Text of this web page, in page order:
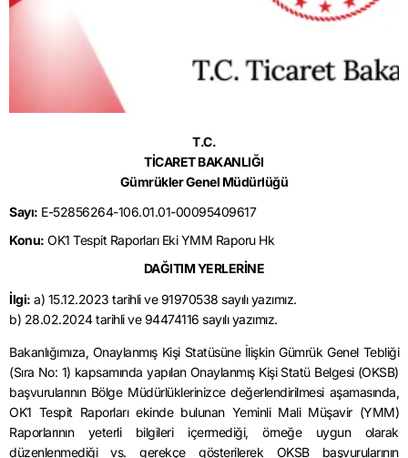
T.C.
TİCARET BAKANLIĞI
Gümrükler Genel Müdürlüğü
Sayı: E-52856264-106.01.01-00095409617
Konu: OK1 Tespit Raporları Eki YMM Raporu Hk
DAĞITIM YERLERİNE
İlgi: a) 15.12.2023 tarihli ve 91970538 sayılı yazımız.
b) 28.02.2024 tarihli ve 94474116 sayılı yazımız.
Bakanlığımıza, Onaylanmış Kişi Statüsüne İlişkin Gümrük Genel Tebliği
(Sıra No: 1) kapsamında yapılan Onaylanmış Kişi Statü Belgesi (OKSB)
başvurularının Bölge Müdürlüklerinizce değerlendirilmesi aşamasında,
OK1 Tespit Raporları ekinde bulunan Yeminli Mali Müşavir (YMM)
Raporlarının yeterli bilgileri içermediği, örneğe uygun olarak
düzenlenmediği vs. gerekçe gösterilerek OKSB başvurularının